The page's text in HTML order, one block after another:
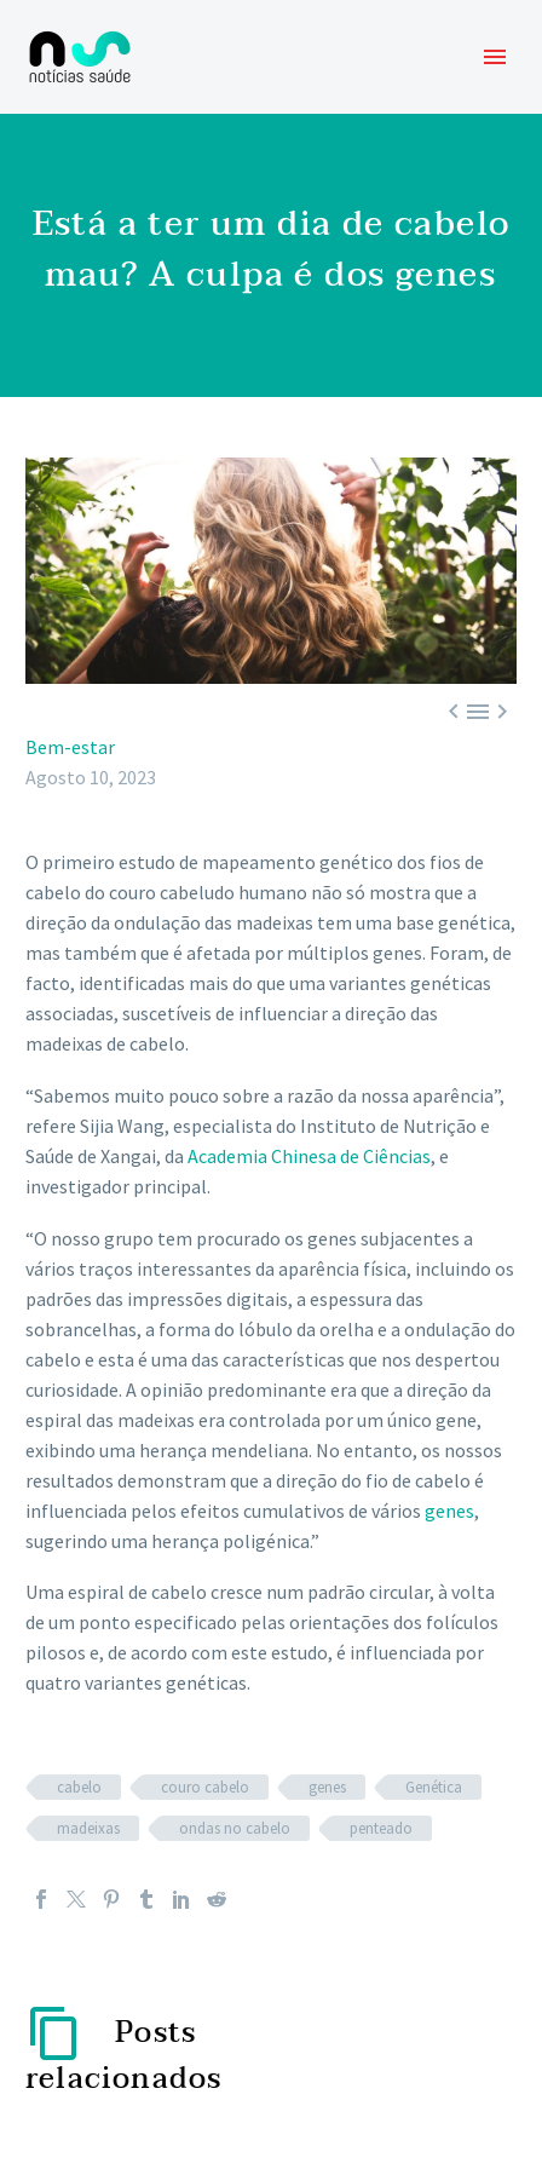
Está a ter um dia de cabelo
mau? A culpa é dos genes

Bem-estar
Agosto 10, 2023
O primeiro estudo de mapeamento genético dos fios de
cabelo do couro cabeludo humano não só mostra que a
direção da ondulação das madeixas tem uma base genética,
mas também que é afetada por múltiplos genes. Foram, de
facto, identificadas mais do que uma variantes genéticas
associadas, suscetíveis de influenciar a direção das
madeixas de cabelo.
“Sabemos muito pouco sobre a razão da nossa aparência”,
refere Sijia Wang, especialista do Instituto de Nutrição e
Saúde de Xangai, da Academia Chinesa de Ciências, e
investigador principal.
“O nosso grupo tem procurado os genes subjacentes a
vários traços interessantes da aparência física, incluindo os
padrões das impressões digitais, a espessura das
sobrancelhas, a forma do lóbulo da orelha e a ondulação do
cabelo e esta é uma das características que nos despertou
curiosidade. A opinião predominante era que a direção da
espiral das madeixas era controlada por um único gene,
exibindo uma herança mendeliana. No entanto, os nossos
resultados demonstram que a direção do fio de cabelo é
influenciada pelos efeitos cumulativos de vários genes,
sugerindo uma herança poligénica.”
Uma espiral de cabelo cresce num padrão circular, à volta
de um ponto especificado pelas orientações dos folículos
pilosos e, de acordo com este estudo, é influenciada por
quatro variantes genéticas.
cabelo couro cabelo genes
Genética
madeixas
ondas no cabelo penteado
Posts
relacionados